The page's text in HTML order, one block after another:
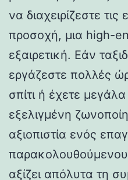
να διαχειρίζεστε τις
προσοχή, μια high-
εξαιρετική. Εάν
εργάζεστε πολλές
σπίτι ή έχετε
εξελιγμένη
αξιοπιστία ενός
αξίζει απόλυτα τη